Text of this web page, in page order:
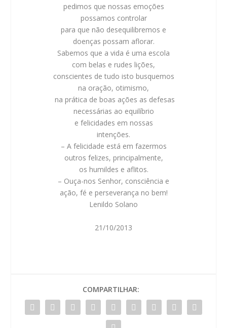
pedimos que nossas emoções
possamos controlar
para que não desequilibremos e
doenças possam aflorar.
Sabemos que a vida é uma escola
com belas e rudes lições,
conscientes de tudo isto busquemos
na oração, otimismo,
na prática de boas ações as defesas
necessárias ao equilíbrio
e felicidades em nossas
intenções.
– A felicidade está em fazermos
outros felizes, principalmente,
os humildes e aflitos.
– Ouça-nos Senhor, consciência e
ação, fé e perseverança no bem!
Lenildo Solano
21/10/2013
COMPARTILHAR: